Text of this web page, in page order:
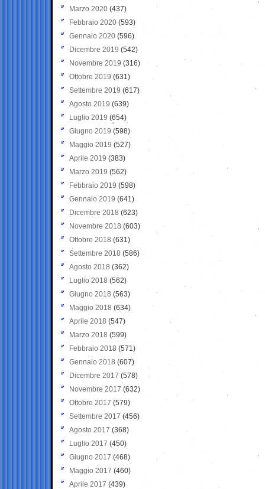
Marzo 2020 (437)
Febbraio 2020 (593)
Gennaio 2020 (596)
Dicembre 2019 (542)
Novembre 2019 (316)
Ottobre 2019 (631)
Settembre 2019 (617)
Agosto 2019 (639)
Luglio 2019 (654)
Giugno 2019 (598)
Maggio 2019 (527)
Aprile 2019 (383)
Marzo 2019 (562)
Febbraio 2019 (598)
Gennaio 2019 (641)
Dicembre 2018 (623)
Novembre 2018 (603)
Ottobre 2018 (631)
Settembre 2018 (586)
Agosto 2018 (362)
Luglio 2018 (562)
Giugno 2018 (563)
Maggio 2018 (634)
Aprile 2018 (547)
Marzo 2018 (599)
Febbraio 2018 (571)
Gennaio 2018 (607)
Dicembre 2017 (578)
Novembre 2017 (632)
Ottobre 2017 (579)
Settembre 2017 (456)
Agosto 2017 (368)
Luglio 2017 (450)
Giugno 2017 (468)
Maggio 2017 (460)
Aprile 2017 (439)